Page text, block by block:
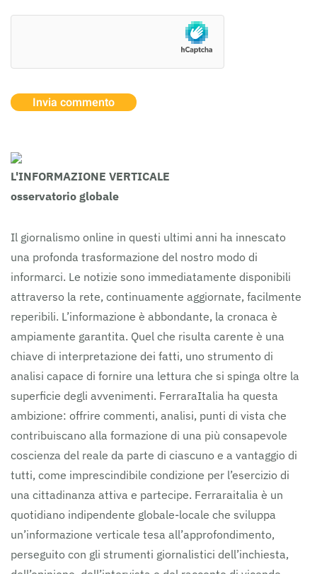
Invia commento
L'INFORMAZIONE VERTICALE
osservatorio globale
Il giornalismo online in questi ultimi anni ha innescato
una profonda trasformazione del nostro modo di
informarci. Le notizie sono immediatamente disponibili
attraverso la rete, continuamente aggiornate, facilmente
reperibili. L’informazione è abbondante, la cronaca è
ampiamente garantita. Quel che risulta carente è una
chiave di interpretazione dei fatti, uno strumento di
analisi capace di fornire una lettura che si spinga oltre la
superficie degli avvenimenti. FerraraItalia ha questa
ambizione: offrire commenti, analisi, punti di vista che
contribuiscano alla formazione di una più consapevole
coscienza del reale da parte di ciascuno e a vantaggio di
tutti, come imprescindibile condizione per l’esercizio di
una cittadinanza attiva e partecipe. Ferraraitalia è un
quotidiano indipendente globale-locale che sviluppa
un’informazione verticale tesa all’approfondimento,
perseguito con gli strumenti giornalistici dell’inchiesta,